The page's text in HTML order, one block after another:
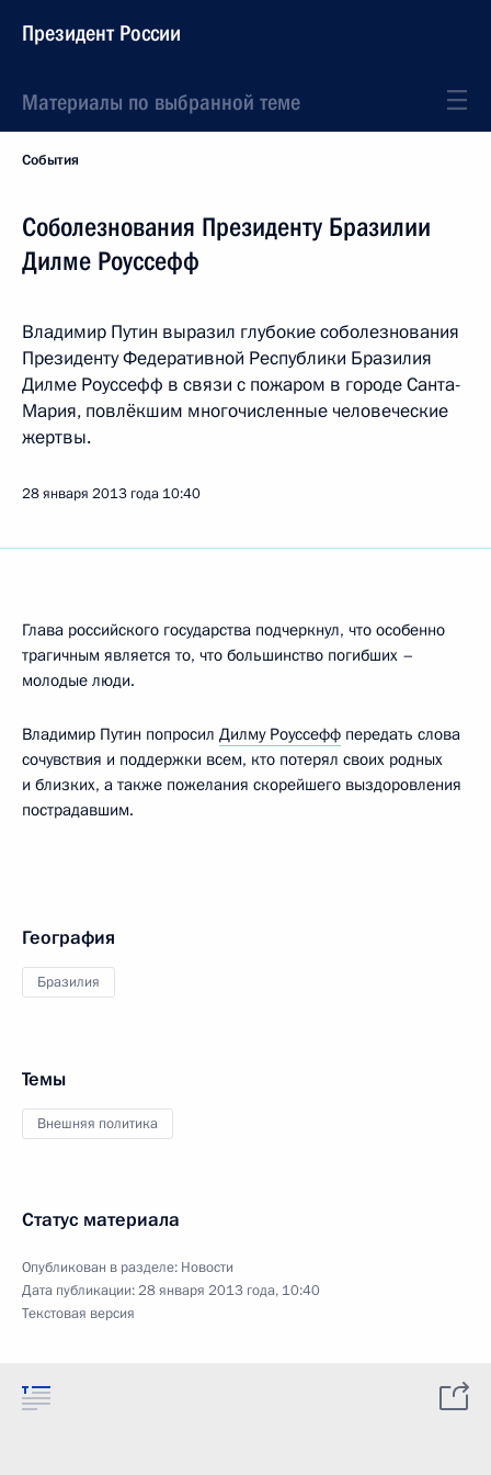
Президент России
Материалы по выбранной теме
События
Соболезнования Президенту Бразилии
Дилме Роуссефф
Владимир Путин выразил глубокие соболезнования
Президенту Федеративной Республики Бразилия
Дилме Роуссефф в связи с пожаром в городе Санта-
Мария, повлёкшим многочисленные человеческие
жертвы.
28 января 2013 года 10:40
Глава российского государства подчеркнул, что особенно
трагичным является то, что большинство погибших –
молодые люди.
Владимир Путин попросил Дилму Роуссефф передать слова
сочувствия и поддержки всем, кто потерял своих родных
и близких, а также пожелания скорейшего выздоровления
пострадавшим.
География
Бразилия
Темы
Внешняя политика
Статус материала
Опубликован в разделе: Новости
Дата публикации:28 января 2013 года, 10:40
Текстовая версия